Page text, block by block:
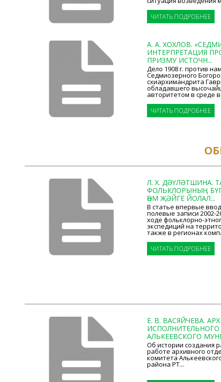
ЧИТАТЬ ПОДРОБНЕЕ
А. А. ХОХЛОВ.
ИНТЕРПРЕТАЦИЯ
ПРИЗМУ ИСТОЧН...
Дело 1908 г. против
Седмиозерного
схиархимандрита
обладавшего
авторитетом в среде
ЧИТАТЬ ПОДРОБНЕЕ
Л. Х. ДӘҮЛӘТШИНА.
ФОЛЬКЛОРЫНЫҢ
ҺӘМ ҖӘЙГЕ ЙОЛАЛ...
В статье впервые
полевые записи 2002-
ходе фольклорно-
экспедиций на
также в регионах
ЧИТАТЬ ПОДРОБНЕЕ
Е. В. ВАСЯЙЧЕВА.
АЛЬКЕЕВСКОГО
Об истории создания
работе архивного
комитета
района РТ...